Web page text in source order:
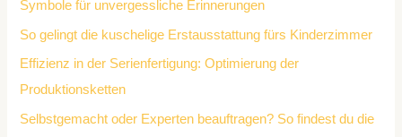
Symbole für unvergessliche Erinnerungen
So gelingt die kuschelige Erstausstattung fürs Kinderzimmer
Effizienz in der Serienfertigung: Optimierung der
Produktionsketten
Selbstgemacht oder Experten beauftragen? So findest du die